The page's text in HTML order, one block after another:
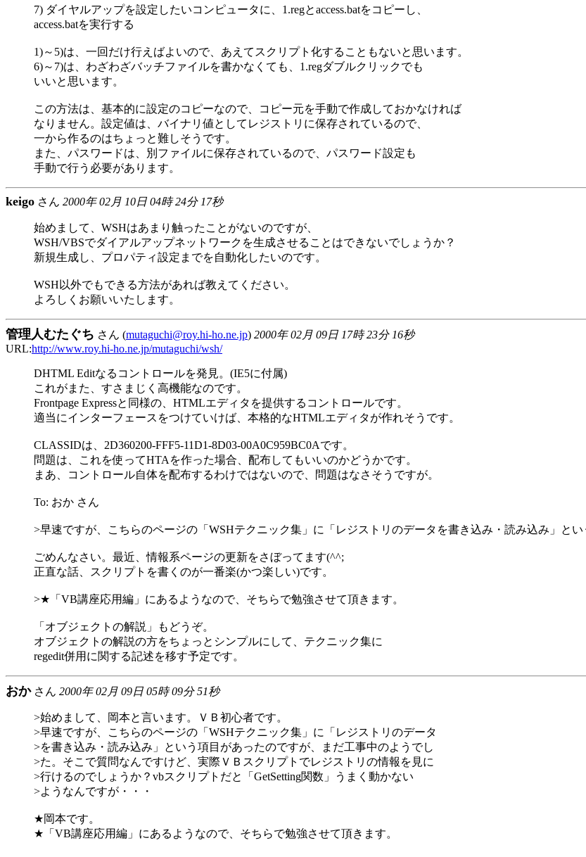
7) ダイヤルアップを設定したいコンピュータに、1.regとaccess.batをコピーし、
access.batを実行する
1)～5)は、一回だけ行えばよいので、あえてスクリプト化することもないと思います。
6)～7)は、わざわざバッチファイルを書かなくても、1.regダブルクリックでも
いいと思います。
この方法は、基本的に設定のコピーなので、コピー元を手動で作成しておかなければ
なりません。設定値は、バイナリ値としてレジストリに保存されているので、
一から作るのはちょっと難しそうです。
また、パスワードは、別ファイルに保存されているので、パスワード設定も
手動で行う必要があります。
keigo さん 2000年 02月 10日 04時 24分 17秒
始めまして、WSHはあまり触ったことがないのですが、
WSH/VBSでダイアルアップネットワークを生成させることはできないでしょうか？
新規生成し、プロパティ設定までを自動化したいのです。
WSH以外でもできる方法があれば教えてください。
よろしくお願いいたします。
管理人むたぐち さん (mutaguchi@roy.hi-ho.ne.jp) 2000年 02月 09日 17時 23分 16秒
URL:http://www.roy.hi-ho.ne.jp/mutaguchi/wsh/
DHTML Editなるコントロールを発見。(IE5に付属)
これがまた、すさまじく高機能なのです。
Frontpage Expressと同様の、HTMLエディタを提供するコントロールです。
適当にインターフェースをつけていけば、本格的なHTMLエディタが作れそうです。
CLASSIDは、2D360200-FFF5-11D1-8D03-00A0C959BC0Aです。
問題は、これを使ってHTAを作った場合、配布してもいいのかどうかです。
まあ、コントロール自体を配布するわけではないので、問題はなさそうですが。
To: おか さん
>早速ですが、こちらのページの「WSHテクニック集」に「レジストリのデータを書き込み・読み込み」と
ごめんなさい。最近、情報系ページの更新をさぼってます(^^;
正直な話、スクリプトを書くのが一番楽(かつ楽しい)です。
>★「VB講座応用編」にあるようなので、そちらで勉強させて頂きます。
「オブジェクトの解説」もどうぞ。
オブジェクトの解説の方をちょっとシンプルにして、テクニック集に
regedit併用に関する記述を移す予定です。
おかさん 2000年 02月 09日 05時 09分 51秒
>始めまして、岡本と言います。ＶＢ初心者です。
>早速ですが、こちらのページの「WSHテクニック集」に「レジストリのデータ
>を書き込み・読み込み」という項目があったのですが、まだ工事中のようでし
>た。そこで質問なんですけど、実際ＶＢスクリプトでレジストリの情報を見に
>行けるのでしょうか？vbスクリプトだと「GetSetting関数」うまく動かない
>ようなんですが・・・
★岡本です。
★「VB講座応用編」にあるようなので、そちらで勉強させて頂きます。